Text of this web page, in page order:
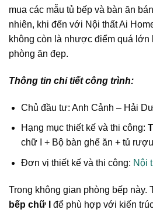
mua các mẫu tủ bếp và bàn ăn
nhiên, khi đến với Nội thất Ai
không còn là nhược điểm quá lớn
phòng ăn đẹp.
Thông tin chi tiết công trình:
Chủ đầu tư: Anh Cảnh – Hải
Hạng mục thiết kế và thi công:
chữ I + Bộ bàn ghế ăn + tủ rượu
Đơn vị thiết kế và thi công: Nội
Trong không gian phòng bếp này.
bếp chữ I
để phù hợp với kiến